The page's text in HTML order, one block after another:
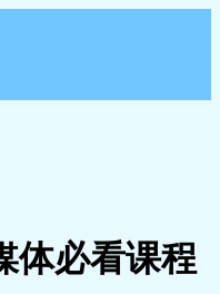
体必看课程